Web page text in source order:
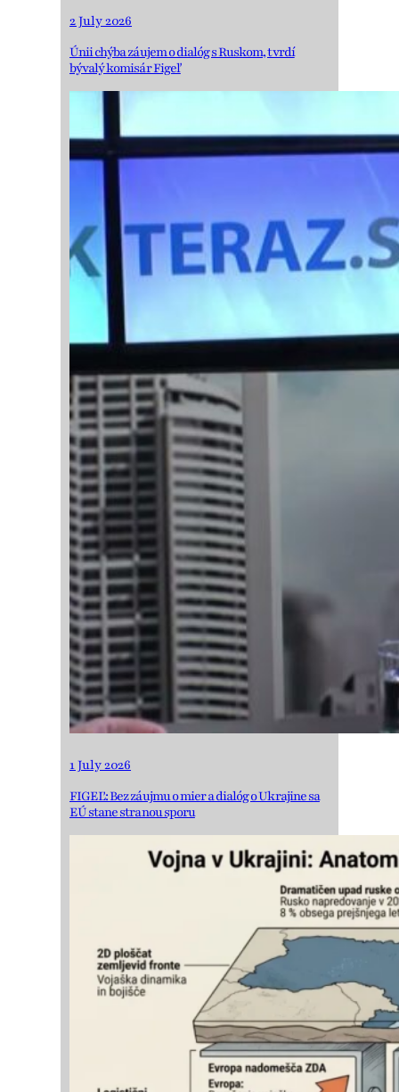
2 July 2026
Únii chýba záujem o dialóg s Ruskom, tvrdí
bývalý komisár Figeľ
1 July 2026
FIGEĽ: Bez záujmu o mier a dialóg o Ukrajine sa
EÚ stane stranou sporu